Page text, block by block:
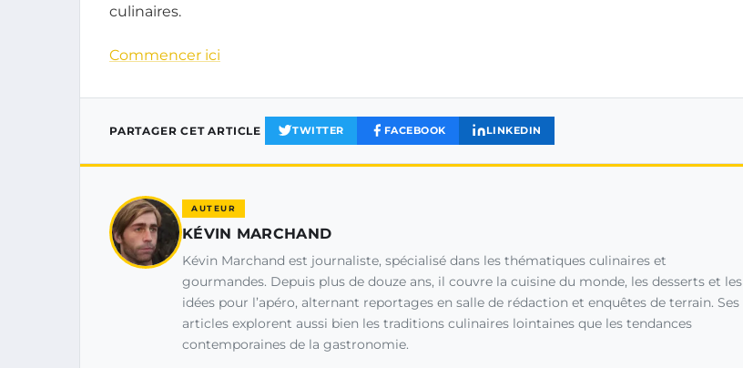
culinaires.
Commencer ici
PARTAGER CET ARTICLE TWITTER FACEBOOK LINKEDIN
AUTEUR
KÉVIN MARCHAND
Kévin Marchand est journaliste, spécialisé dans les thématiques culinaires et
gourmandes. Depuis plus de douze ans, il couvre la cuisine du monde, les desserts et les
idées pour l’apéro, alternant reportages en salle de rédaction et enquêtes de terrain. Ses
articles explorent aussi bien les traditions culinaires lointaines que les tendances
contemporaines de la gastronomie.